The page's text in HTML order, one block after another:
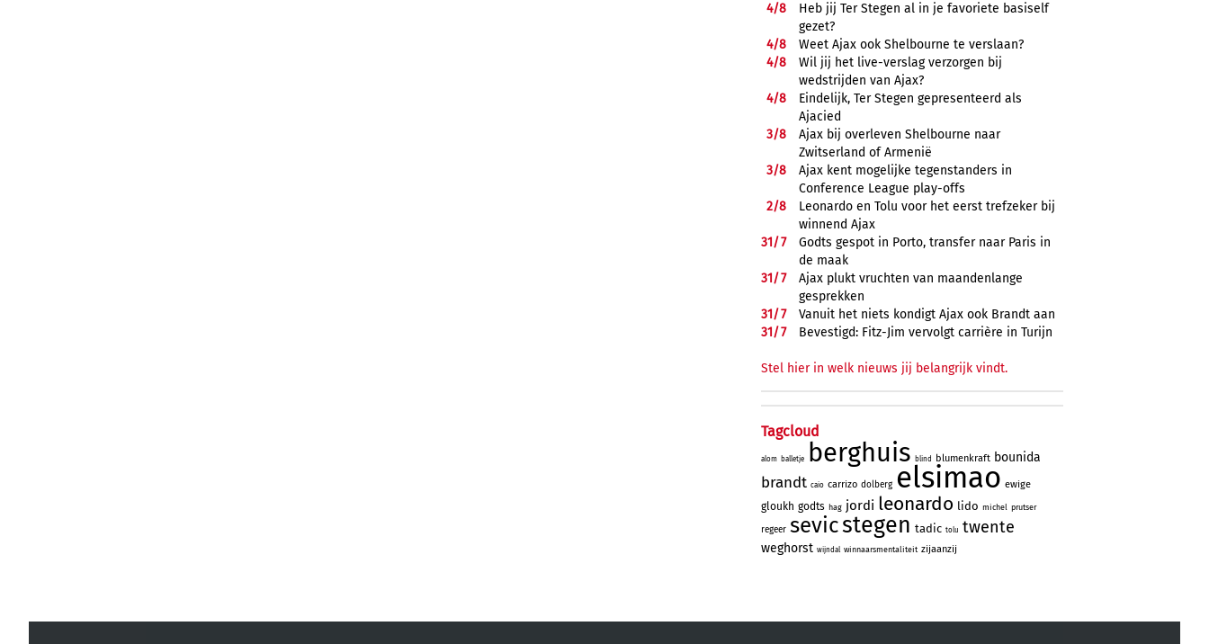
4/8
Heb jij Ter Stegen al in je favoriete basiself
gezet?
4/8
Weet Ajax ook Shelbourne te verslaan?
4/8
Wil jij het live-verslag verzorgen bij
wedstrijden van Ajax?
4/8
Eindelijk, Ter Stegen gepresenteerd als
Ajacied
3/8
Ajax bij overleven Shelbourne naar
Zwitserland of Armenië
3/8
Ajax kent mogelijke tegenstanders in
Conference League play-offs
2/8
Leonardo en Tolu voor het eerst trefzeker bij
winnend Ajax
31/7
Godts gespot in Porto, transfer naar Paris in
de maak
31/7
Ajax plukt vruchten van maandenlange
gesprekken
31/7
Vanuit het niets kondigt Ajax ook Brandt aan
31/7 Bevestigd: Fitz-Jim vervolgt carrière in Turijn
Stel hier in welk nieuws jij belangrijk vindt.
Tagcloud
alom balletje berghuis blind blumenkraft bounida
brandt caio carrizo dolberg elsimao ewige
gloukh godts hag jordi leonardo lido michel prutser
regeer sevicstegen tadic tolu twente
weghorst wijndal winnaarsmentaliteit zijaanzij